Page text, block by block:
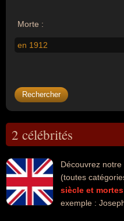
Morte :
en 1912
2 célébrités
Découvrez notre
(toutes
siècle et
exemple :